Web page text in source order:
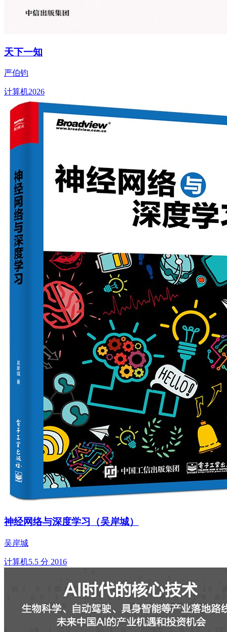
天下一知
严伯钧
计算机2026
神经网络与深度学习（吴岸城）
吴岸城
计算机5.5 分 2016